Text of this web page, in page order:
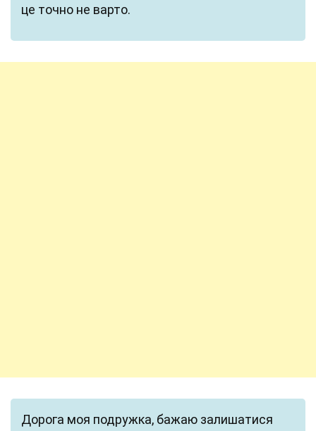
це точно не варто.
Дорога моя подружка, бажаю залишатися